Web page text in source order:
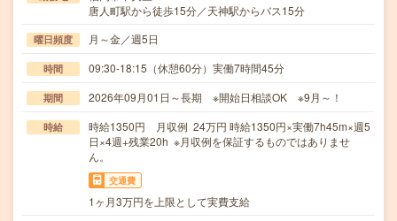
唐人町駅から徒歩15分／天神駅からバス15分
曜日頻度 月～金／週5日
時間 09:30-18:15（休憩60分）実働7時間45分
期間 2026年09月01日～長期 ※開始日相談OK ※9月～！
時給
時給1350円 月収例 24万円 時給1350円×実働7h45m×週5
日×4週+残業20h ※月収例を保証するものではありませ
ん。
交通費
1ヶ月3万円を上限として実費支給